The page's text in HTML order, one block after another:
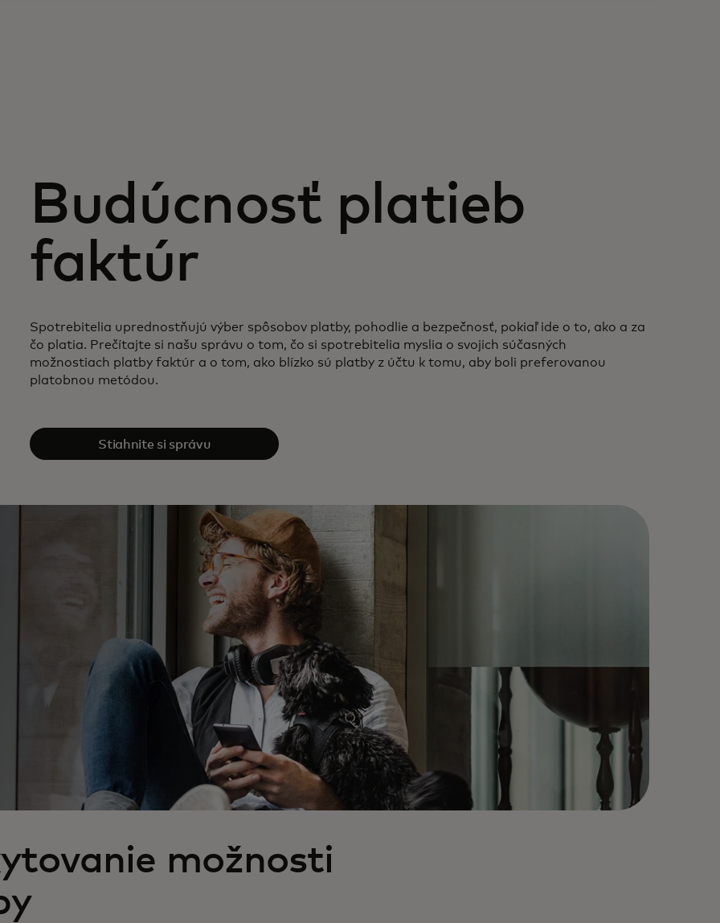
Budúcnosť platieb
faktúr
Spotrebitelia uprednostňujú výber spôsobov platby, pohodlie a bezpečnosť, pokiaľ ide o to, ako a za
čo platia. Prečítajte si našu správu o tom, čo si spotrebitelia myslia o svojich súčasných
možnostiach platby faktúr a o tom, ako blízko sú platby z účtu k tomu, aby boli preferovanou
platobnou metódou.
Stiahnite si správu
možnosti